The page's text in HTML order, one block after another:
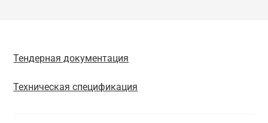
Тендерная документация
Техническая спецификация